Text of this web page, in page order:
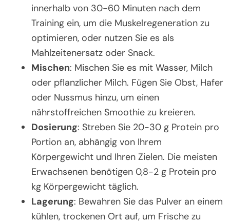
innerhalb von 30-60 Minuten nach dem
Training ein, um die Muskelregeneration zu
optimieren, oder nutzen Sie es als
Mahlzeitenersatz oder Snack.
Mischen: Mischen Sie es mit Wasser, Milch
oder pflanzlicher Milch. Fügen Sie Obst, Hafer
oder Nussmus hinzu, um einen
nährstoffreichen Smoothie zu kreieren.
Dosierung: Streben Sie 20-30 g Protein pro
Portion an, abhängig von Ihrem
Körpergewicht und Ihren Zielen. Die meisten
Erwachsenen benötigen 0,8-2 g Protein pro
kg Körpergewicht täglich.
Lagerung: Bewahren Sie das Pulver an einem
kühlen, trockenen Ort auf, um Frische zu